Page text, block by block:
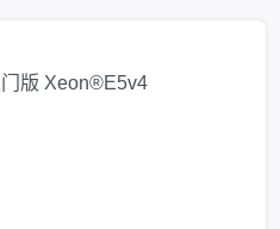
版 Xeon®E5v4